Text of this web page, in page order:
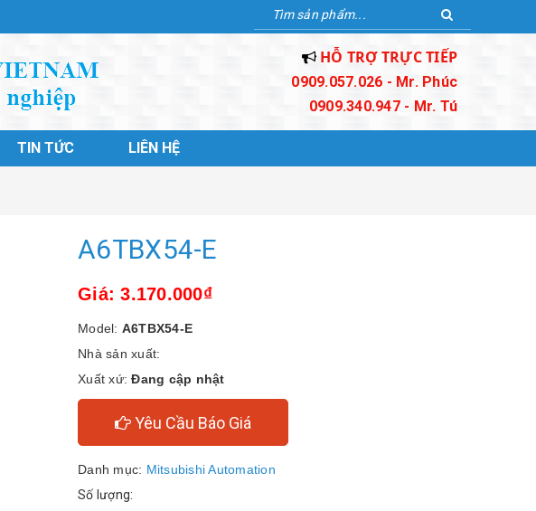
HỖ TRỢ TRỰC TIẾP
0909.057.026 - Mr. Phúc
0909.340.947 - Mr. Tú
TIN TỨC LIÊN HỆ
A6TBX54-E
Giá: 3.170.000₫
Model: A6TBX54-E
Nhà sản xuất:
Xuất xứ:Đang cập nhật
Yêu Cầu Báo Giá
Danh mục: Mitsubishi Automation
Số lượng: